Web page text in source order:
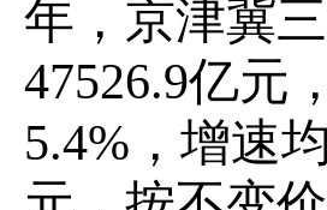
年，京津冀
47526.9亿元
5.4%，增速